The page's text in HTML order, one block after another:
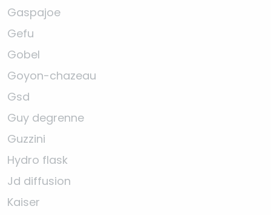
Gaspajoe
Gefu
Gobel
Goyon-chazeau
Gsd
Guy degrenne
Guzzini
Hydro flask
Jd diffusion
Kaiser